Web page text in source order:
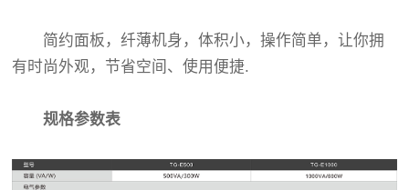
简约面板，纤薄机身，体积小，操作简单，让你拥
有时尚外观，节省空间、使用便捷.
规格参数表